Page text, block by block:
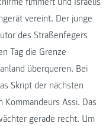
vereint. Der junge
des Straßenfegers
Tag die Grenze
überqueren. Bei
Skript der nächsten
Kommandeurs Assi. Das
gerade recht. Um